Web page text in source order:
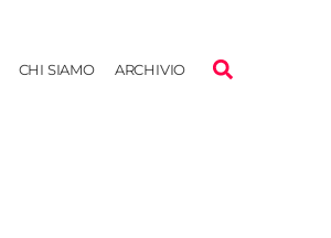
CHI SIAMO ARCHIVIO